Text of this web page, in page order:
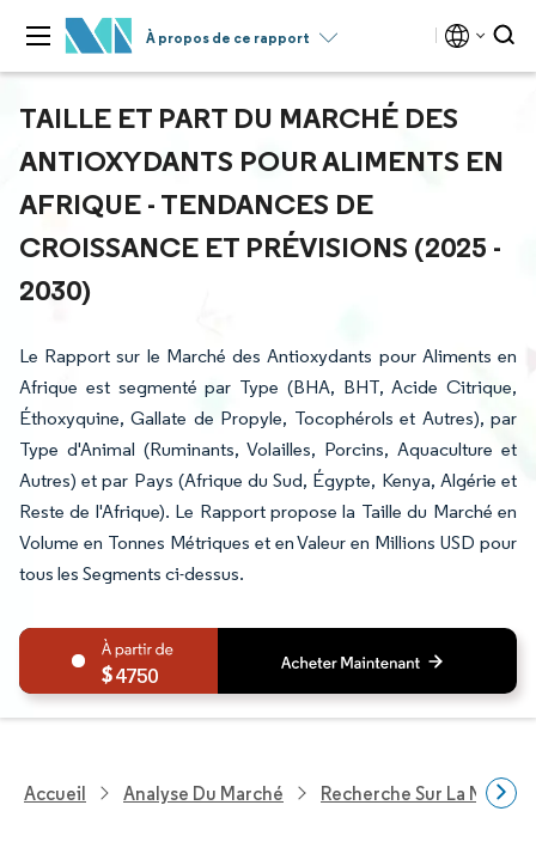
À propos de ce rapport
TAILLE ET PART DU MARCHÉ DES
ANTIOXYDANTS POUR ALIMENTS EN
AFRIQUE - TENDANCES DE
CROISSANCE ET PRÉVISIONS (2025 -
2030)
Le Rapport sur le Marché des Antioxydants pour Aliments en
Afrique est segmenté par Type (BHA, BHT, Acide Citrique,
Éthoxyquine, Gallate de Propyle, Tocophérols et Autres), par
Type d'Animal (Ruminants, Volailles, Porcins, Aquaculture et
Autres) et par Pays (Afrique du Sud, Égypte, Kenya, Algérie et
Reste de l'Afrique). Le Rapport propose la Taille du Marché en
Volume en Tonnes Métriques et en Valeur en Millions USD pour
tous les Segments ci-dessus.
4750
Accueil Analyse Du Marché Recherche Sur La